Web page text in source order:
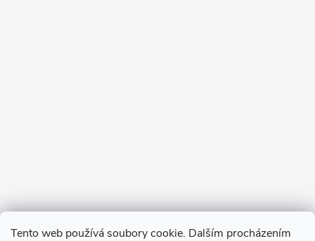
Tento web používá soubory cookie. Dalším procházením